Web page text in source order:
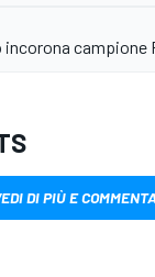
campione
DI PIÙ E